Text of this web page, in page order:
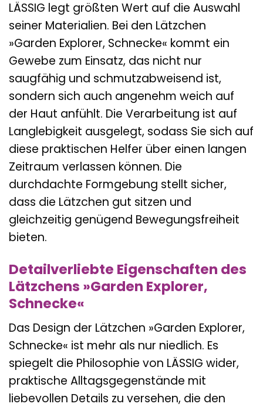
LÄSSIG legt größten Wert auf die Auswahl
seiner Materialien. Bei den Lätzchen
»Garden Explorer, Schnecke« kommt ein
Gewebe zum Einsatz, das nicht nur
saugfähig und schmutzabweisend ist,
sondern sich auch angenehm weich auf
der Haut anfühlt. Die Verarbeitung ist auf
Langlebigkeit ausgelegt, sodass Sie sich auf
diese praktischen Helfer über einen langen
Zeitraum verlassen können. Die
durchdachte Formgebung stellt sicher,
dass die Lätzchen gut sitzen und
gleichzeitig genügend Bewegungsfreiheit
bieten.
Detailverliebte Eigenschaften des
Lätzchens »Garden Explorer,
Schnecke«
Das Design der Lätzchen »Garden Explorer,
Schnecke« ist mehr als nur niedlich. Es
spiegelt die Philosophie von LÄSSIG wider,
praktische Alltagsgegenstände mit
liebevollen Details zu versehen, die den